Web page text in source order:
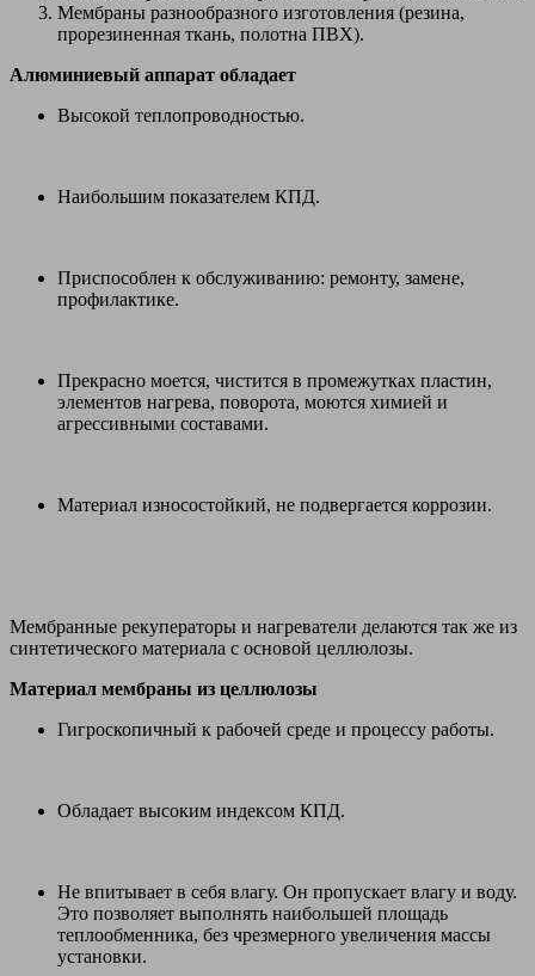
Мембраны разнообразного изготовления (резина,
прорезиненная ткань, полотна ПВХ).
Алюминиевый аппарат обладает
Высокой теплопроводностью.
Наибольшим показателем КПД.
Приспособлен к обслуживанию: ремонту, замене,
профилактике.
Прекрасно моется, чистится в промежутках пластин,
элементов нагрева, поворота, моются химией и
агрессивными составами.
Материал износостойкий, не подвергается коррозии.
Мембранные рекуператоры и нагреватели делаются так же из
синтетического материала с основой целлюлозы.
Материал мембраны из целлюлозы
Гигроскопичный к рабочей среде и процессу работы.
Обладает высоким индексом КПД.
Не впитывает в себя влагу. Он пропускает влагу и воду.
Это позволяет выполнять наибольшей площадь
теплообменника, без чрезмерного увеличения массы
установки.